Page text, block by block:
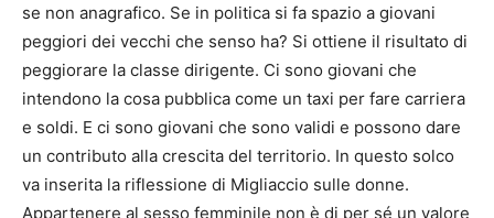
se non anagrafico. Se in politica si fa spazio a giovani
peggiori dei vecchi che senso ha? Si ottiene il risultato di
peggiorare la classe dirigente. Ci sono giovani che
intendono la cosa pubblica come un taxi per fare carriera
e soldi. E ci sono giovani che sono validi e possono dare
un contributo alla crescita del territorio. In questo solco
va inserita la riflessione di Migliaccio sulle donne.
Appartenere al sesso femminile non è di per sé un valore